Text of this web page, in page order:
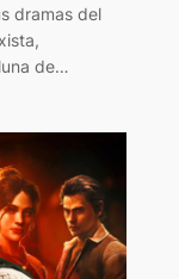
dramas del
de…